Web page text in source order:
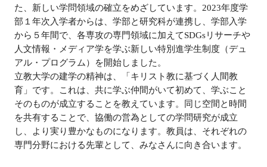
た、新しい学問領域の確立をめざしています。2023年度学
部１年次入学者からは、学部と研究科が連携し、学部入学
から５年間で、各専攻の専門領域に加えてSDGsリサーチや
人文情報・メディア学を学ぶ新しい特別進学生制度（デュ
アル・プログラム）を開始しました。
立教大学の建学の精神は、「キリスト教に基づく人間教
育」です。これは、共に学ぶ仲間がいて初めて、学ぶこと
そのものが成立することを教えています。同じ空間と時間
を共有することで、協働の営為としての学問研究が成立
し、より実り豊かなものになります。教員は、それぞれの
専門分野における先輩として、みなさんに向き合います。